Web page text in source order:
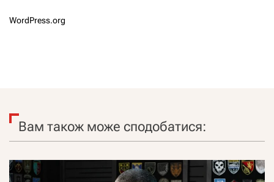
WordPress.org
Вам також може сподобатися: